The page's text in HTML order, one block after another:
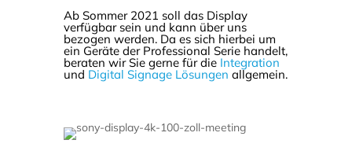
Ab Sommer 2021 soll das Display
verfügbar sein und kann über uns
bezogen werden. Da es sich hierbei um
ein Geräte der Professional Serie handelt,
beraten wir Sie gerne für die Integration
und Digital Signage Lösungen allgemein.